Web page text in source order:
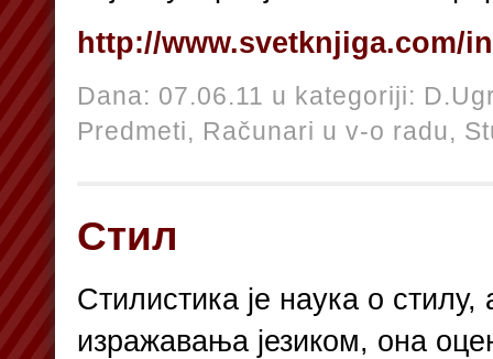
http://www.svetknjiga.com/
Dana: 07.06.11 u kategoriji:
Predmeti, Računari u v-o radu,
Стил
Стилистика је наука о стилу,
изражавања језиком, она